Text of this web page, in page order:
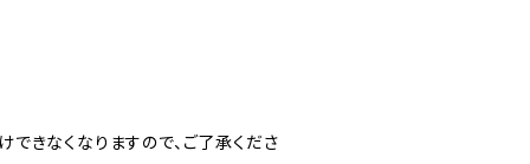
きなくなりますので、ご了承くださ